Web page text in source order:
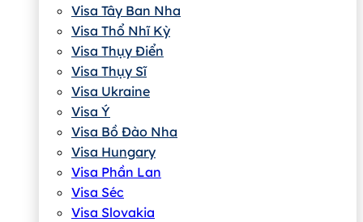
Visa Tây Ban Nha
Visa Thổ Nhĩ Kỳ
Visa Thụy Điển
Visa Thụy Sĩ
Visa Ukraine
Visa Ý
Visa Bồ Đào Nha
Visa Hungary
Visa Phần Lan
Visa Séc
Visa Slovakia